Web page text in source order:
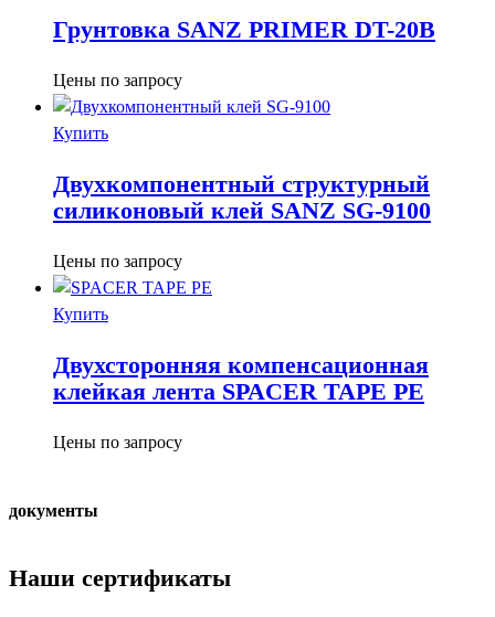
Грунтовка SANZ PRIMER DT-20B
Цены по запросу
Купить
Двухкомпонентный структурный
силиконовый клей SANZ SG-9100
Цены по запросу
Купить
Двухсторонняя компенсационная
клейкая лента SPACER TAPE PE
Цены по запросу
документы
Наши сертификаты